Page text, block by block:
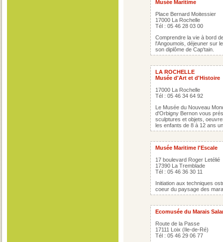
Musée Maritime
Place Bernard Moitessier
17000 La Rochelle
Tél : 05 46 28 03 00
Comprendre la vie à bord
l'Angoumois, déjeuner sur
son diplôme de Cap'tain.
LA ROCHELLE
Musée d'Art et d'Histoire
17000 La Rochelle
Tél : 05 46 34 64 92
Le Musée du Nouveau
d'Orbigny Bernon vous
sculptures et objets,
les enfants de 8 à 12 ans
Musée Maritime l'Escale
17 boulevard Roger Letélié
17390 La Tremblade
Tél : 05 46 36 30 11
Initiation aux techniques
coeur du paysage des
Ecomusée du Marais
Route de la Passe
17111 Loix (Ile-de-Ré)
Tél : 05 46 29 06 77